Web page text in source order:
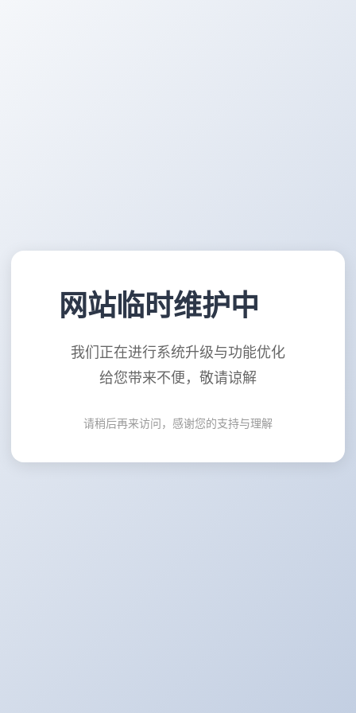
网站临时维护中
我们正在进行系统升级与功能优化
给您带来不便，敬请谅解
请稍后再来访问，感谢您的支持与理解